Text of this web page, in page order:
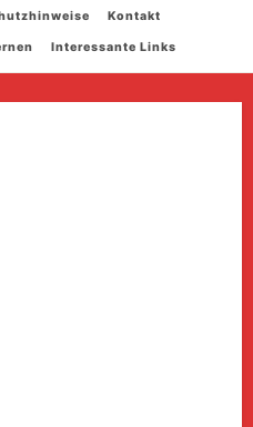
Kontakt
Interessante Links